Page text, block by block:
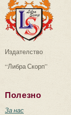
Издателство
“Либра Скорп”
Полезно
За нас